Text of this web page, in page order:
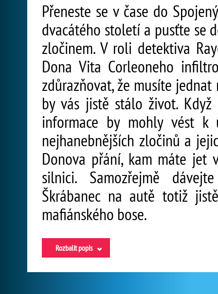
Přeneste se v čase do
dvacátého století a pusťte se
zločinem. V roli detektiva
Dona Vita Corleoneho
zdůrazňovat, že musíte
by vás jistě stálo život. Když
informace by mohly vést k
nejhanebnějších zločinů a
Donova přání, kam máte jet
silnici. Samozřejmě
Škrábanec na autě totiž
mafiánského bose.
Rozbalit popis